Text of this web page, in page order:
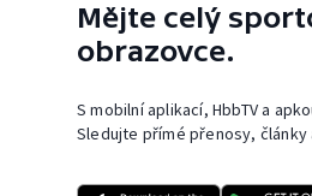
Mějte celý
obrazovce.
S mobilní aplikací, HbbTV a
Sledujte přímé přenosy,